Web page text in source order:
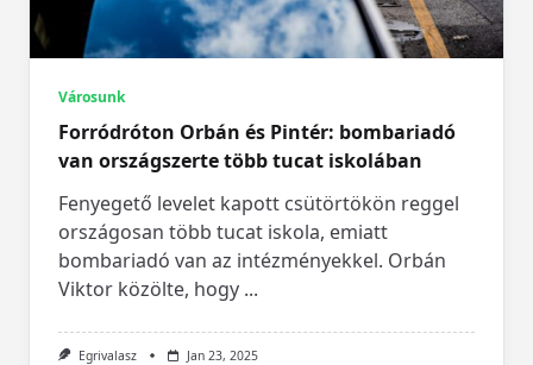
Városunk
Forródróton Orbán és Pintér: bombariadó
van országszerte több tucat iskolában
Fenyegető levelet kapott csütörtökön reggel
országosan több tucat iskola, emiatt
bombariadó van az intézményekkel. Orbán
Viktor közölte, hogy ...
Egrivalasz Jan 23, 2025